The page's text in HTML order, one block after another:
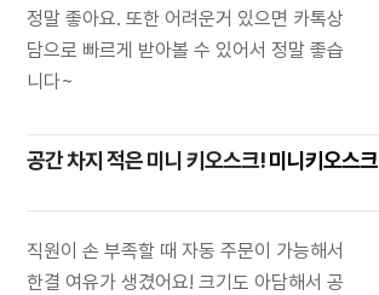
정말 좋아요. 또한 어려운거 있으면 카톡상
담으로 빠르게 받아볼 수 있어서 정말 좋습
니다~
공간 차지 적은 미니 키오스크!미니키오스크
직원이 손 부족할 때 자동 주문이 가능해서
한결 여유가 생겼어요! 크기도 아담해서 공